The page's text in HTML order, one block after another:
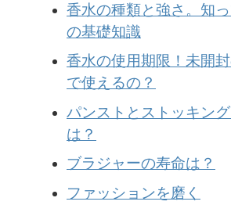
香水の種類と強さ。知
の基礎知識
香水の使用期限！未開
で使えるの？
パンストとストッキン
は？
ブラジャーの寿命は？
ファッションを磨く